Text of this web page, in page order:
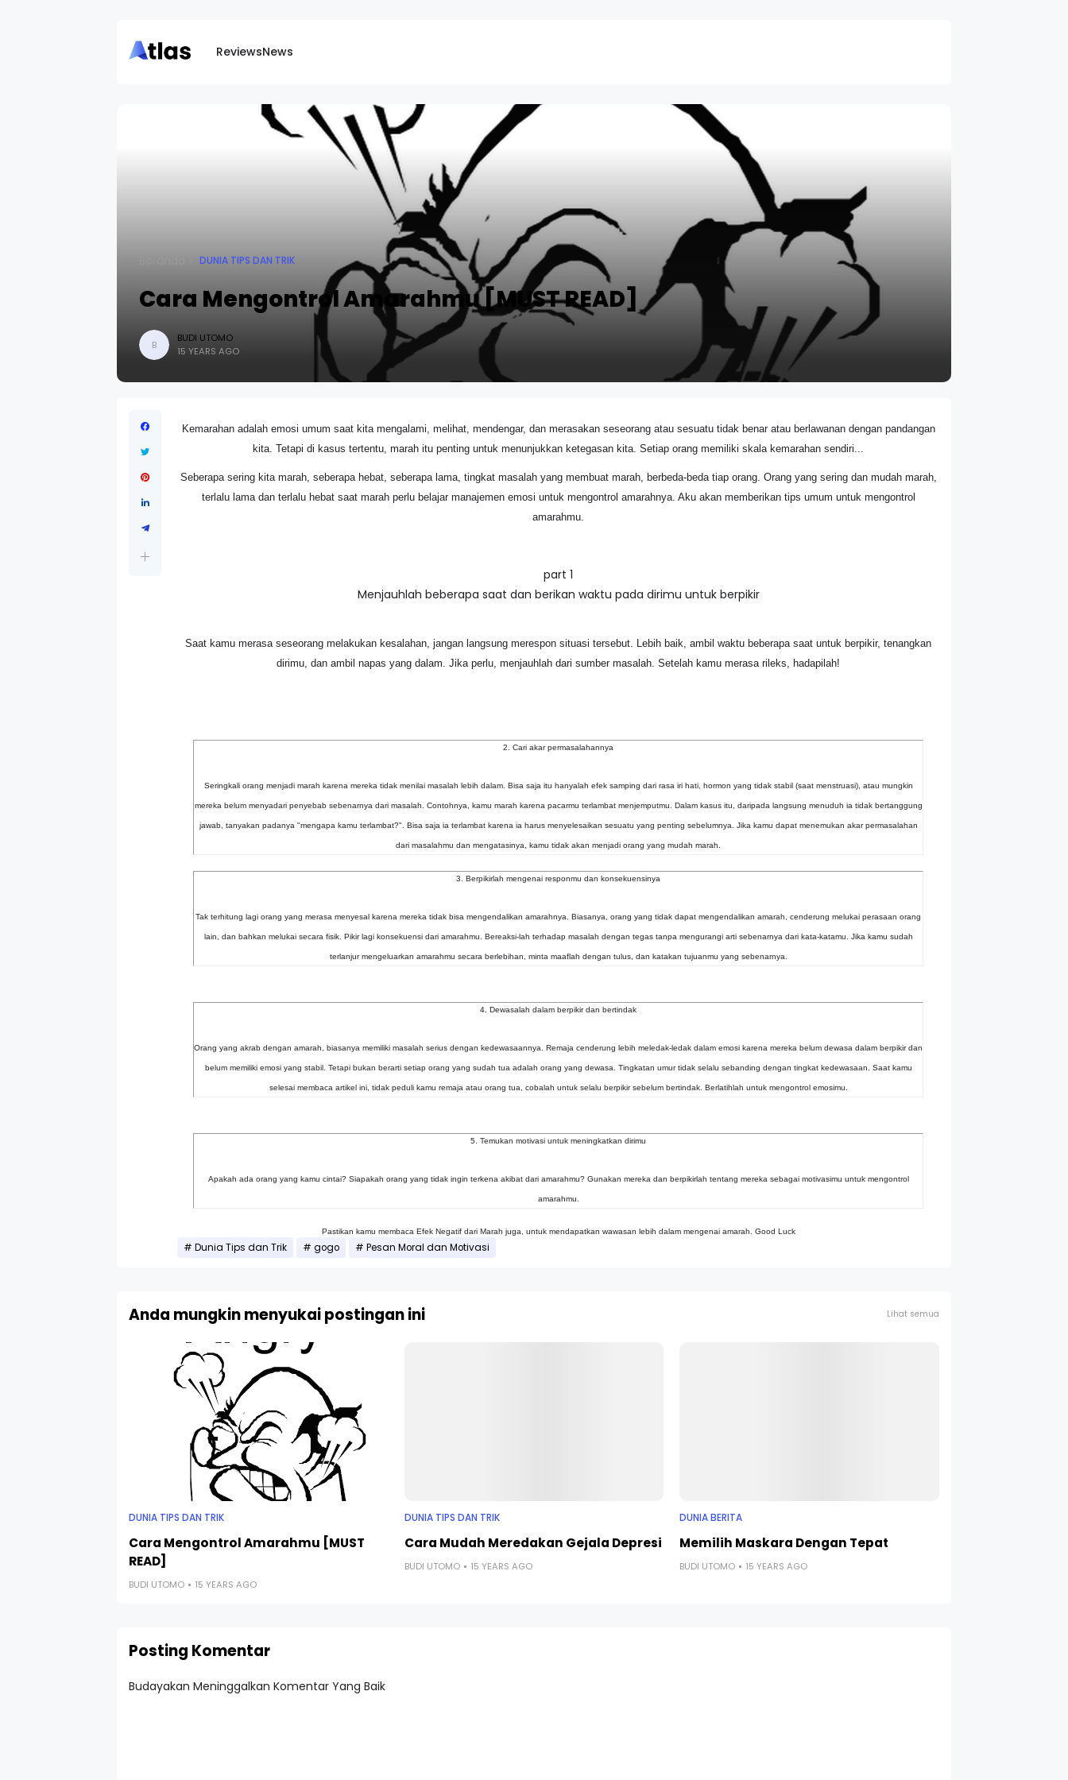
ReviewsNews
DUNIA TIPS DAN TRIK
Cara Mengontrol Amarahmu [MUST READ]
B
BUDI UTOMO
15 YEARS AGO
Kemarahan adalah emosi umum saat kita mengalami, melihat, mendengar, dan merasakan seseorang atau sesuatu tidak benar atau berlawanan dengan pandangan
kita. Tetapi di kasus tertentu, marah itu penting untuk menunjukkan ketegasan kita. Setiap orang memiliki skala kemarahan sendiri...
Seberapa sering kita marah, seberapa hebat, seberapa lama, tingkat masalah yang membuat marah, berbeda-beda tiap orang. Orang yang sering dan mudah marah,
terlalu lama dan terlalu hebat saat marah perlu belajar manajemen emosi untuk mengontrol amarahnya. Aku akan memberikan tips umum untuk mengontrol
amarahmu.
part 1
Menjauhlah beberapa saat dan berikan waktu pada dirimu untuk berpikir
Saat kamu merasa seseorang melakukan kesalahan, jangan langsung merespon situasi tersebut. Lebih baik, ambil waktu beberapa saat untuk berpikir, tenangkan
dirimu, dan ambil napas yang dalam. Jika perlu, menjauhlah dari sumber masalah. Setelah kamu merasa rileks, hadapilah!
2. Cari akar permasalahannya
Seringkali orang menjadi marah karena mereka tidak menilai masalah lebih dalam. Bisa saja itu hanyalah efek samping dari rasa iri hati, hormon yang tidak stabil (saat menstruasi), atau mungkin
mereka belum menyadari penyebab sebenarnya dari masalah. Contohnya, kamu marah karena pacarmu terlambat menjemputmu. Dalam kasus itu, daripada langsung menuduh ia tidak bertanggung
jawab, tanyakan padanya "mengapa kamu terlambat?". Bisa saja ia terlambat karena ia harus menyelesaikan sesuatu yang penting sebelumnya. Jika kamu dapat menemukan akar permasalahan
dari masalahmu dan mengatasinya, kamu tidak akan menjadi orang yang mudah marah.
3. Berpikirlah mengenai responmu dan konsekuensinya
Tak terhitung lagi orang yang merasa menyesal karena mereka tidak bisa mengendalikan amarahnya. Biasanya, orang yang tidak dapat mengendalikan amarah, cenderung melukai perasaan orang
lain, dan bahkan melukai secara fisik. Pikir lagi konsekuensi dari amarahmu. Bereaksi-lah terhadap masalah dengan tegas tanpa mengurangi arti sebenarnya dari kata-katamu. Jika kamu sudah
terlanjur mengeluarkan amarahmu secara berlebihan, minta maaflah dengan tulus, dan katakan tujuanmu yang sebenarnya.
4. Dewasalah dalam berpikir dan bertindak
Orang yang akrab dengan amarah, biasanya memiliki masalah serius dengan kedewasaannya. Remaja cenderung lebih meledak-ledak dalam emosi karena mereka belum dewasa dalam berpikir dan
belum memiliki emosi yang stabil. Tetapi bukan berarti setiap orang yang sudah tua adalah orang yang dewasa. Tingkatan umur tidak selalu sebanding dengan tingkat kedewasaan. Saat kamu
selesai membaca artikel ini, tidak peduli kamu remaja atau orang tua, cobalah untuk selalu berpikir sebelum bertindak. Berlatihlah untuk mengontrol emosimu.
5. Temukan motivasi untuk meningkatkan dirimu
Apakah ada orang yang kamu cintai? Siapakah orang yang tidak ingin terkena akibat dari amarahmu? Gunakan mereka dan berpikirlah tentang mereka sebagai motivasimu untuk mengontrol
amarahmu.
Pastikan kamu membaca Efek Negatif dari Marah juga, untuk mendapatkan wawasan lebih dalam mengenai amarah. Good Luck
Dunia Tips dan Trik gogo Pesan Moral dan Motivasi
Anda mungkin menyukai postingan ini Lihat semua
DUNIA TIPS DAN TRIK
Cara Mengontrol Amarahmu [MUST
READ]
BUDI UTOMO 15 YEARS AGO
DUNIA TIPS DAN TRIK
Cara Mudah Meredakan Gejala Depresi
BUDI UTOMO 15 YEARS AGO
DUNIA BERITA
Memilih Maskara Dengan Tepat
BUDI UTOMO 15 YEARS AGO
Posting Komentar
Budayakan Meninggalkan Komentar Yang Baik